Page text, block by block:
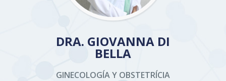
DRA. GIOVANNA DI
BELLA
GINECOLOGÍA Y OBSTETRÍCIA